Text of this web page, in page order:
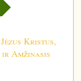
Kristus,
Amžinasis